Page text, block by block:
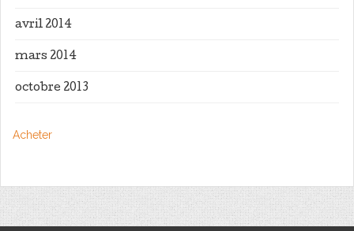
avril 2014
mars 2014
octobre 2013
Acheter